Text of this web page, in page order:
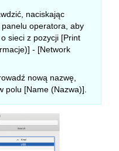
naciskając
operatora, aby
sieci z pozycji [Print
- [Network
nową nazwę,
polu [Name (Nazwa)].